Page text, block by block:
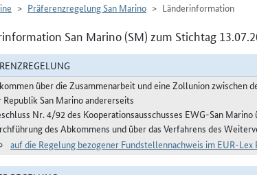
Präferenzregelung San Marino Länderinformation
San Marino (SM) zum Stichtag
über die Zusammenarbeit und eine Zollunion zwischen
Republik San Marino andererseits
Nr. 4/92 des Kooperationsausschusses EWG-San
des Abkommens und über das Verfahrens des
auf die Regelung bezogener Fundstellennachweis im EUR-Lex